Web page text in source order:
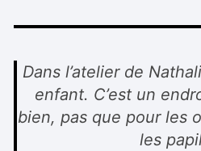
Dans l’atelier de
enfant. C’est un
bien, pas que pour les
les